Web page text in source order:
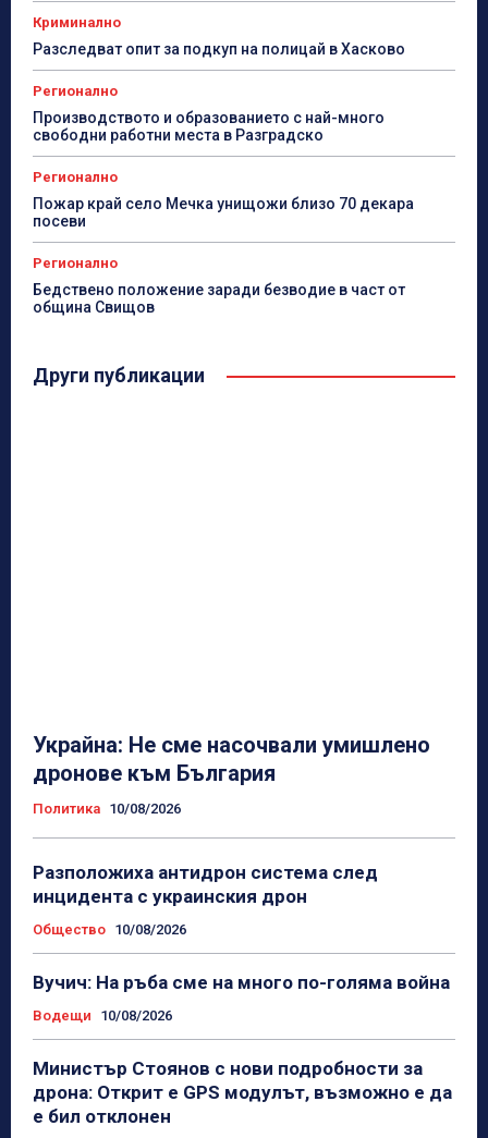
Криминално
Разследват опит за подкуп на полицай в Хасково
Регионално
Производството и образованието с най-много
свободни работни места в Разградско
Регионално
Пожар край село Мечка унищожи близо 70 декара
посеви
Регионално
Бедствено положение заради безводие в част от
община Свищов
Други публикации
Украйна: Не сме насочвали умишлено
дронове към България
Политика 10/08/2026
Разположиха антидрон система след
инцидента с украинския дрон
Общество 10/08/2026
Вучич: На ръба сме на много по-голяма война
Водещи 10/08/2026
Министър Стоянов с нови подробности за
дрона: Открит е GPS модулът, възможно е да
е бил отклонен